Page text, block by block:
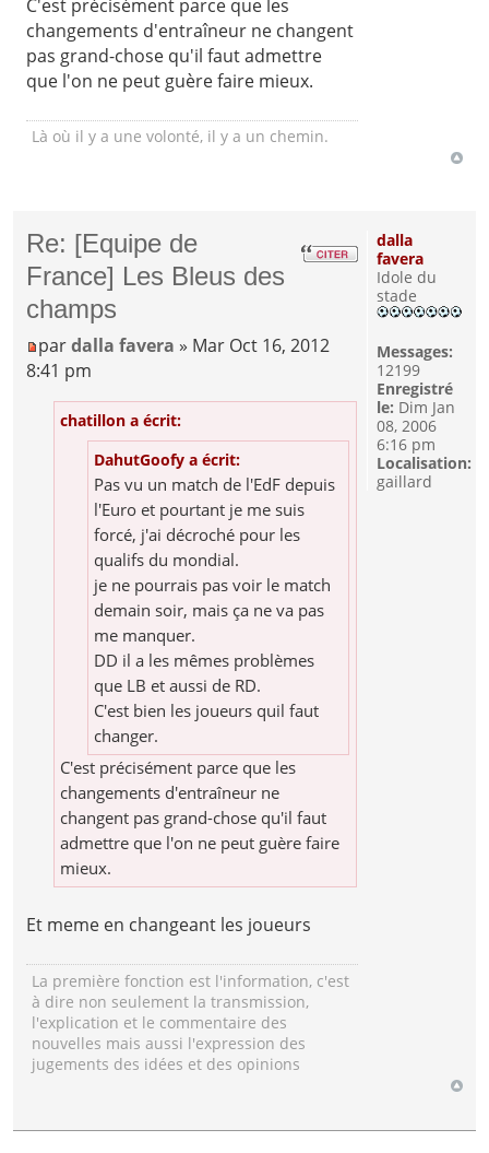
C'est précisément parce que les
changements d'entraîneur ne changent
pas grand-chose qu'il faut admettre
que l'on ne peut guère faire mieux.
Là où il y a une volonté, il y a un chemin.
Re: [Equipe de
France] Les Bleus des
champs
pardalla favera » Mar Oct 16, 2012
8:41 pm
chatillon a écrit:
DahutGoofy a écrit:
Pas vu un match de l'EdF depuis
l'Euro et pourtant je me suis
forcé, j'ai décroché pour les
qualifs du mondial.
je ne pourrais pas voir le match
demain soir, mais ça ne va pas
me manquer.
DD il a les mêmes problèmes
que LB et aussi de RD.
C'est bien les joueurs quil faut
changer.
C'est précisément parce que les
changements d'entraîneur ne
changent pas grand-chose qu'il faut
admettre que l'on ne peut guère faire
mieux.
Et meme en changeant les joueurs
La première fonction est l'information, c'est
à dire non seulement la transmission,
l'explication et le commentaire des
nouvelles mais aussi l'expression des
jugements des idées et des opinions
dalla
favera
Idole du
stade
Messages:
12199
Enregistré
le: Dim Jan
08, 2006
6:16 pm
Localisation:
gaillard